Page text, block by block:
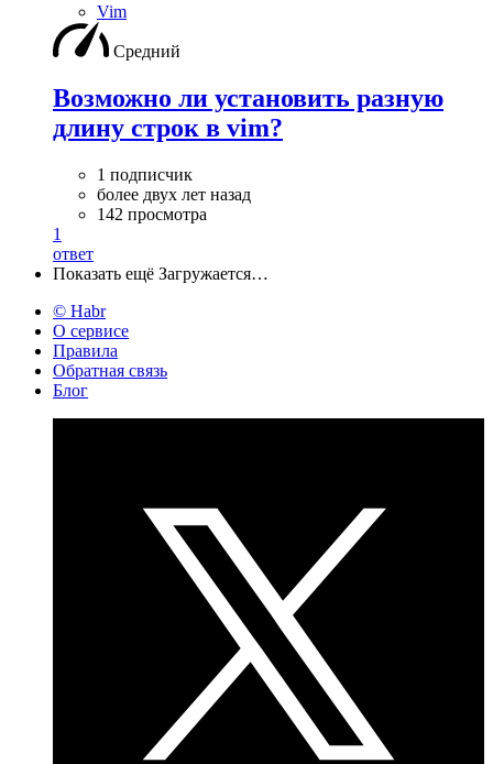
Vim
Средний
Возможно ли установить разную
длину строк в vim?
1 подписчик
более двух лет назад
142 просмотра
1
ответ
Показать ещё Загружается…
© Habr
О сервисе
Правила
Обратная связь
Блог